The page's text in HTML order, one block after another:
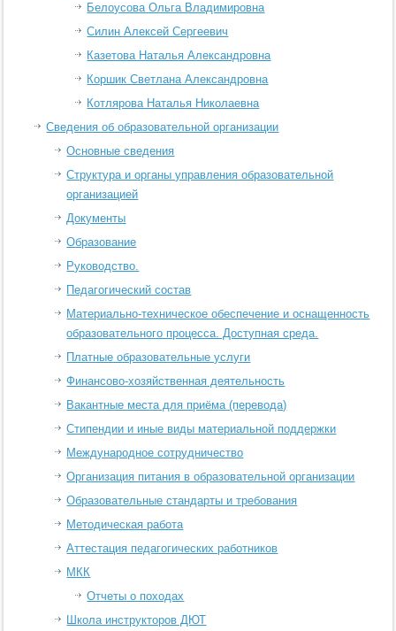
Белоусова Ольга Владимировна
Силин Алексей Сергеевич
Казетова Наталья Александровна
Коршик Светлана Александровна
Котлярова Наталья Николаевна
Сведения об образовательной организации
Основные сведения
Структура и органы управления образовательной
организацией
Документы
Образование
Руководство.
Педагогический состав
Материально-техническое обеспечение и оснащенность
образовательного процесса. Доступная среда.
Платные образовательные услуги
Финансово-хозяйственная деятельность
Вакантные места для приёма (перевода)
Стипендии и иные виды материальной поддержки
Международное сотрудничество
Организация питания в образовательной организации
Образовательные стандарты и требования
Методическая работа
Аттестация педагогических работников
МКК
Отчеты о походах
Школа инструкторов ДЮТ